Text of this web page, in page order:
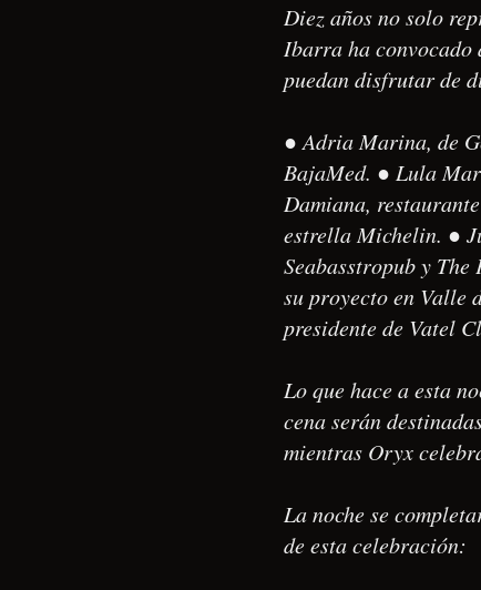
Diez años no solo
Ibarra ha convocado
puedan disfrutar de
● Adria Marina, de
BajaMed. ● Lula
Damiana,
estrella Michelin. ●
Seabasstropub y
su proyecto en Valle
presidente de Vatel
Lo que hace a esta
cena serán
mientras Oryx
La noche se
de esta celebración: